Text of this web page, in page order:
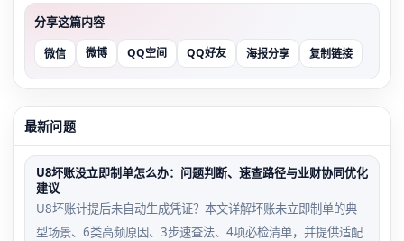
分享这篇内容
微信 微博 QQ空间 QQ好友 海报分享 复制链接
最新问题
U8坏账没立即制单怎么办：问题判断、速查路径与业财协同优化
建议
U8坏账计提后未自动生成凭证？本文详解坏账未立即制单的典
型场景、6类高频原因、3步速查法、4项必检清单，并提供适配